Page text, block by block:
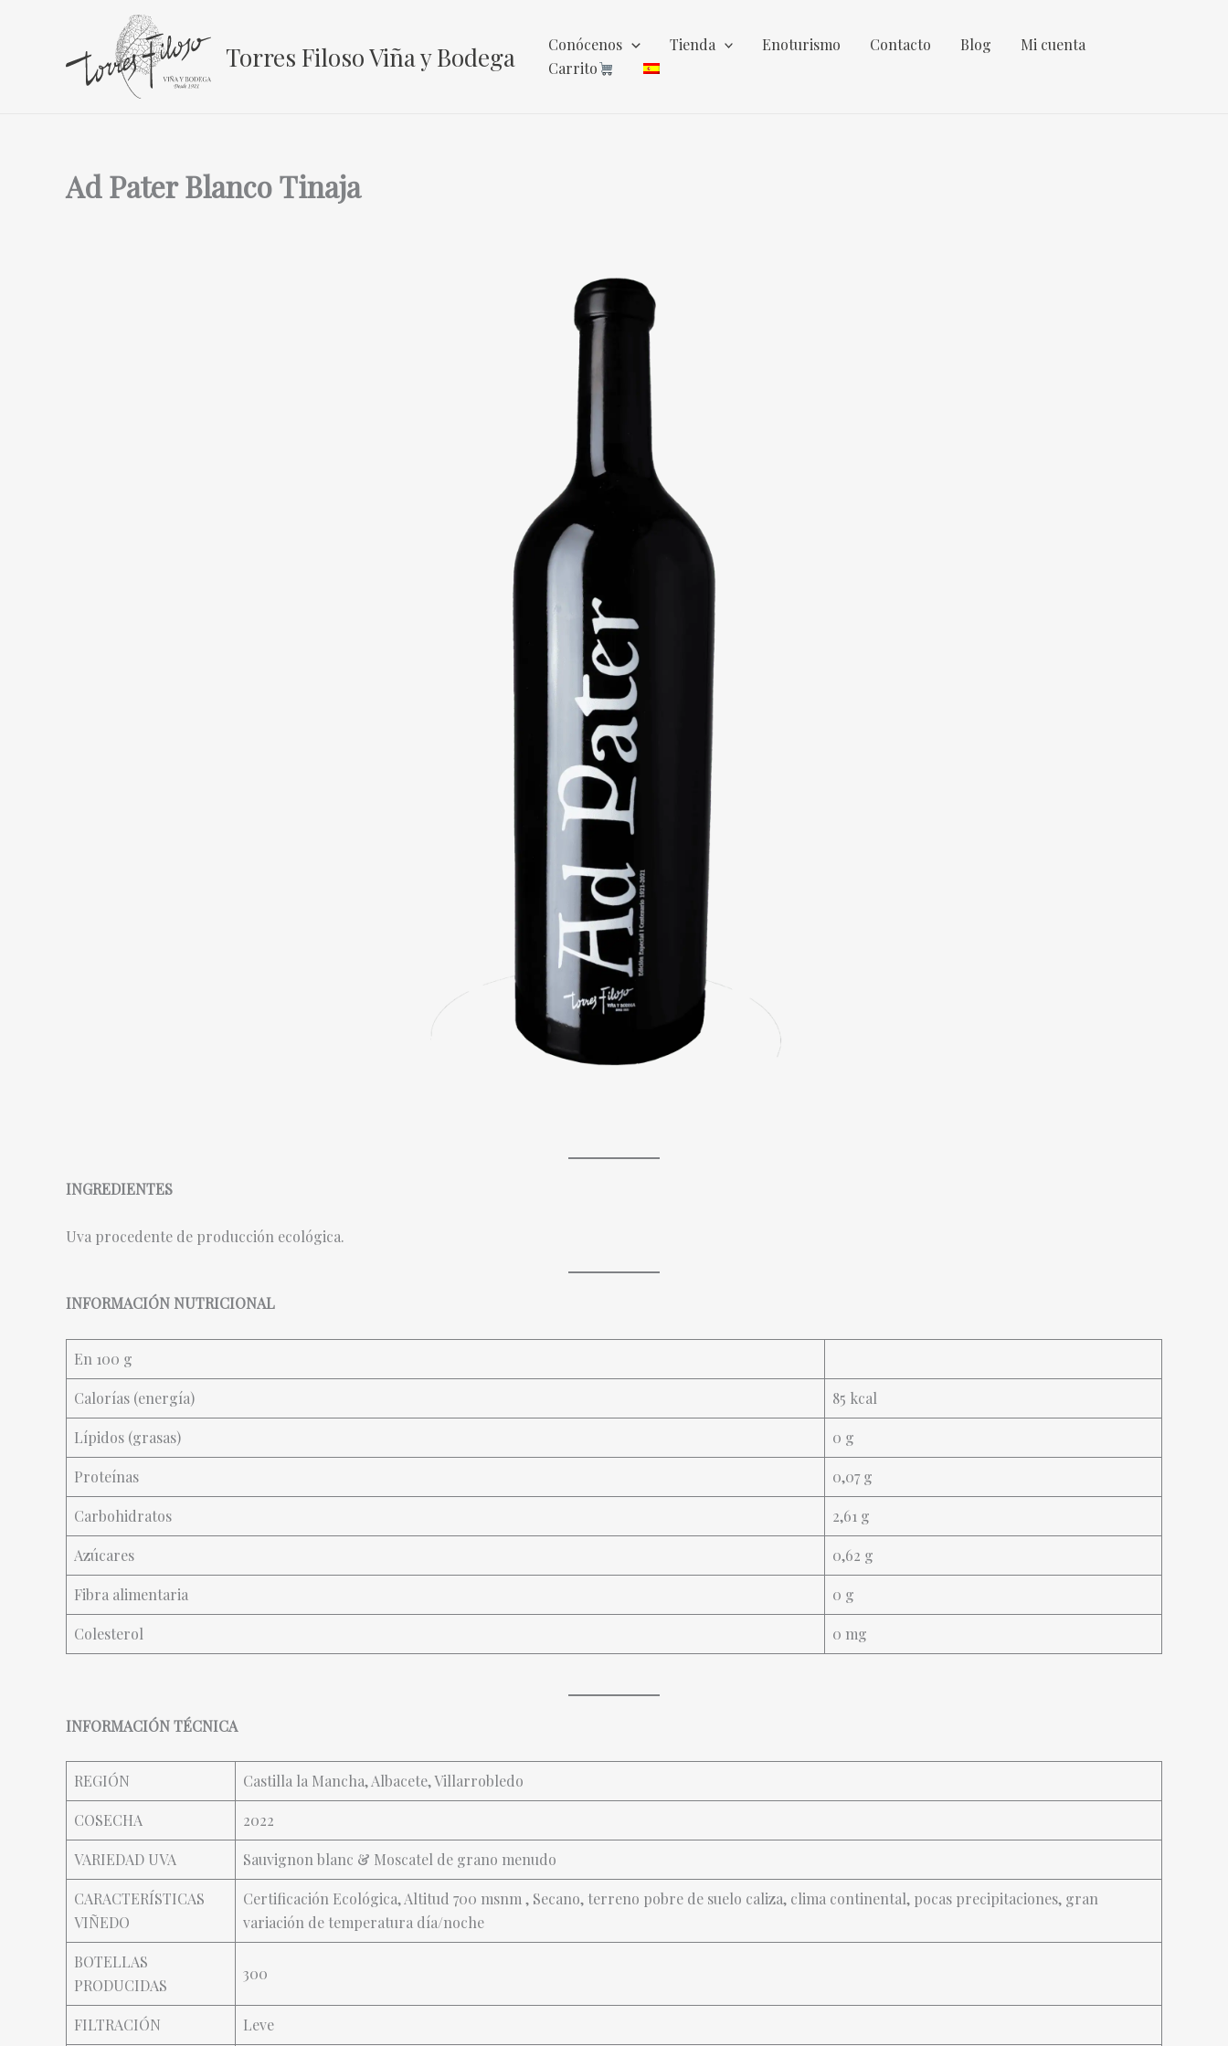
Torres Filoso Viña y Bodega Conócenos Tienda Enoturismo Contacto Blog
Mi cuenta
Carrito
Ad Pater Blanco Tinaja
INGREDIENTES
Uva procedente de producción ecológica.
INFORMACIÓN NUTRICIONAL
En 100 g
Calorías (energía) 85 kcal
Lípidos (grasas) 0 g
Proteínas 0,07 g
Carbohidratos 2,61 g
Azúcares 0,62 g
Fibra alimentaria 0 g
Colesterol 0 mg
INFORMACIÓN TÉCNICA
REGIÓN Castilla la Mancha, Albacete, Villarrobledo
COSECHA 2022
VARIEDAD UVA Sauvignon blanc & Moscatel de grano menudo
CARACTERÍSTICAS
VIÑEDO
Certificación Ecológica, Altitud 700 msnm , Secano, terreno pobre de suelo caliza, clima continental, pocas precipitaciones, gran
variación de temperatura día/noche
BOTELLAS
PRODUCIDAS
300
FILTRACIÓN Leve